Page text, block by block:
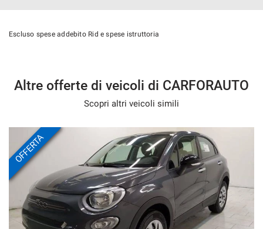
Escluso spese addebito Rid e spese istruttoria
Altre offerte di veicoli di CARFORAUTO
Scopri altri veicoli simili
OFFERTA